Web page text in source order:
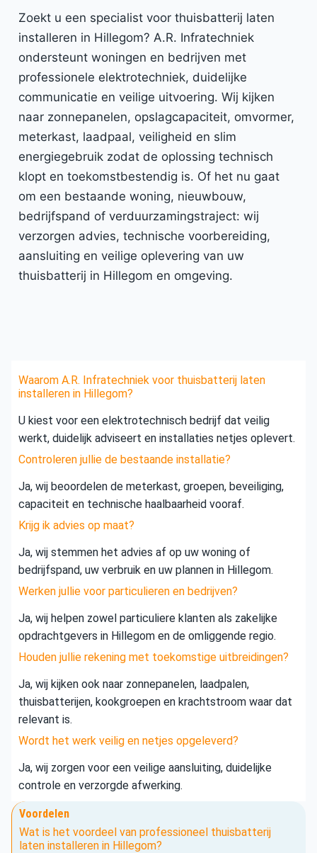
Zoekt u een specialist voor thuisbatterij laten
installeren in Hillegom? A.R. Infratechniek
ondersteunt woningen en bedrijven met
professionele elektrotechniek, duidelijke
communicatie en veilige uitvoering. Wij kijken
naar zonnepanelen, opslagcapaciteit, omvormer,
meterkast, laadpaal, veiligheid en slim
energiegebruik zodat de oplossing technisch
klopt en toekomstbestendig is. Of het nu gaat
om een bestaande woning, nieuwbouw,
bedrijfspand of verduurzamingstraject: wij
verzorgen advies, technische voorbereiding,
aansluiting en veilige oplevering van uw
thuisbatterij in Hillegom en omgeving.
Waarom A.R. Infratechniek voor thuisbatterij laten
installeren in Hillegom?
U kiest voor een elektrotechnisch bedrijf dat veilig
werkt, duidelijk adviseert en installaties netjes oplevert.
Controleren jullie de bestaande installatie?
Ja, wij beoordelen de meterkast, groepen, beveiliging,
capaciteit en technische haalbaarheid vooraf.
Krijg ik advies op maat?
Ja, wij stemmen het advies af op uw woning of
bedrijfspand, uw verbruik en uw plannen in Hillegom.
Werken jullie voor particulieren en bedrijven?
Ja, wij helpen zowel particuliere klanten als zakelijke
opdrachtgevers in Hillegom en de omliggende regio.
Houden jullie rekening met toekomstige uitbreidingen?
Ja, wij kijken ook naar zonnepanelen, laadpalen,
thuisbatterijen, kookgroepen en krachtstroom waar dat
relevant is.
Wordt het werk veilig en netjes opgeleverd?
Ja, wij zorgen voor een veilige aansluiting, duidelijke
controle en verzorgde afwerking.
Voordelen
Wat is het voordeel van professioneel thuisbatterij
laten installeren in Hillegom?